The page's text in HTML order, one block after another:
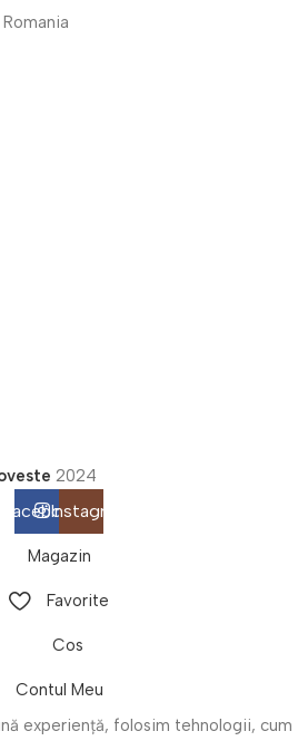
2024
FacebookInstagram
Magazin
Favorite
Cos
Contul Meu
experiență, folosim tehnologii, cum